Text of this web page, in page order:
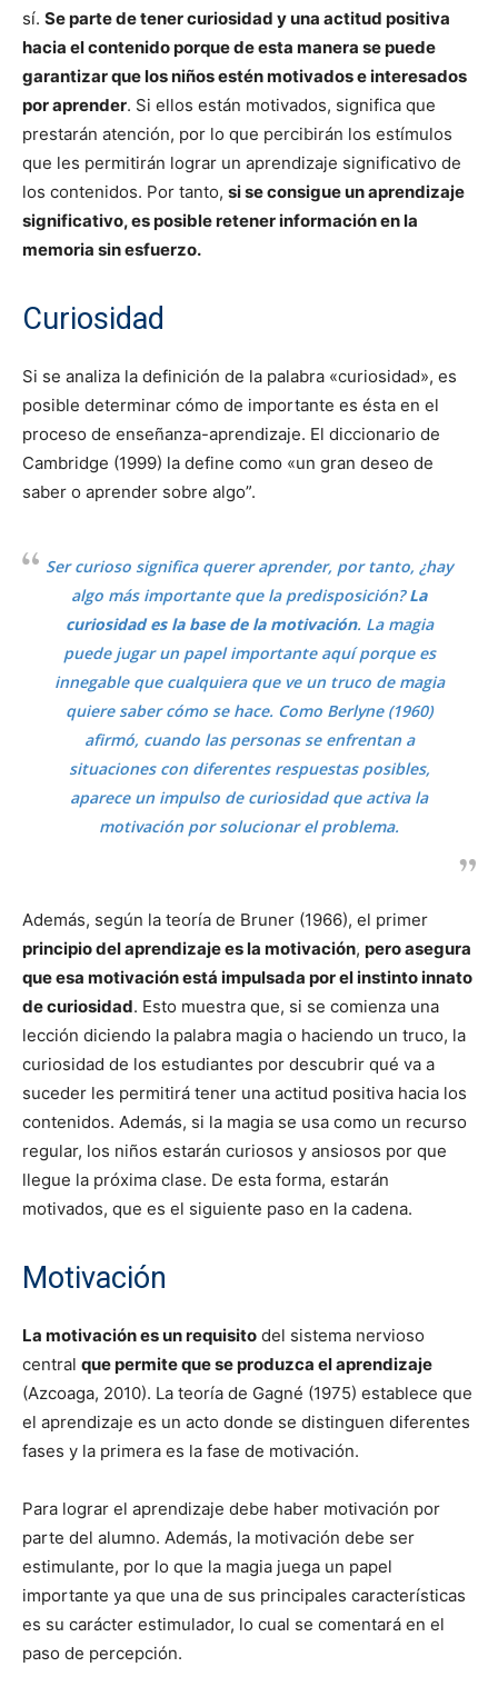
sí. Se parte de tener curiosidad y una actitud positiva
hacia el contenido porque de esta manera se puede
garantizar que los niños estén motivados e interesados ​​
por aprender. Si ellos están motivados, significa que
prestarán atención, por lo que percibirán los estímulos
que les permitirán lograr un aprendizaje significativo de
los contenidos. Por tanto, si se consigue un aprendizaje
significativo, es posible retener información en la
memoria sin esfuerzo.
Curiosidad
Si se analiza la definición de la palabra «curiosidad», es
posible determinar cómo de importante es ésta en el
proceso de enseñanza-aprendizaje. El diccionario de
Cambridge (1999) la define como «un gran deseo de
saber o aprender sobre algo”.
Ser curioso significa querer aprender, por tanto, ¿hay
algo más importante que la predisposición?La
curiosidad es la base de la motivación. La magia
puede jugar un papel importante aquí porque es
innegable que cualquiera que ve un truco de magia
quiere saber cómo se hace. Como Berlyne (1960)
afirmó, cuando las personas se enfrentan a
situaciones con diferentes respuestas posibles,
aparece un impulso de curiosidad que activa la
motivación por solucionar el problema.
Además, según la teoría de Bruner (1966), el primer
principio del aprendizaje es la motivación, pero asegura
que esa motivación está impulsada por el instinto innato
de curiosidad. Esto muestra que, si se comienza una
lección diciendo la palabra magia o haciendo un truco, la
curiosidad de los estudiantes por descubrir qué va a
suceder les permitirá tener una actitud positiva hacia los
contenidos. Además, si la magia se usa como un recurso
regular, los niños estarán curiosos y ansiosos por que
llegue la próxima clase. De esta forma, estarán
motivados, que es el siguiente paso en la cadena.
Motivación
La motivación es un requisito del sistema nervioso
central que permite que se produzca el aprendizaje
(Azcoaga, 2010). La teoría de Gagné (1975) establece que
el aprendizaje es un acto donde se distinguen diferentes
fases y la primera es la fase de motivación.
Para lograr el aprendizaje debe haber motivación por
parte del alumno. Además, la motivación debe ser
estimulante, por lo que la magia juega un papel
importante ya que una de sus principales características
es su carácter estimulador, lo cual se comentará en el
paso de percepción.